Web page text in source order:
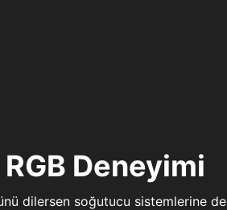
RGB Deneyimi
dilersen soğutucu sistemlerine de